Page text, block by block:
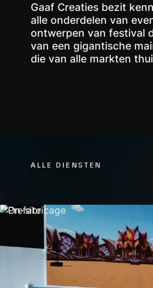
Gaaf Creaties bezit
alle onderdelen van
ontwerpen van festival
van een gigantische
die van alle markten
ALLE DIENSTEN